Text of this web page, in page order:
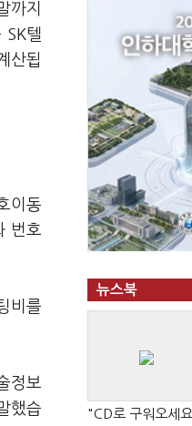
까지
SK텔
산됩
이동
번호
비를
정보
했습
뉴스북
"CD로 구워오세